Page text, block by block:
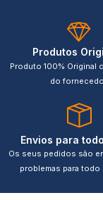
Produtos
Produto 100% Original
do
Envios para
Os seus pedidos são
problemas para todo